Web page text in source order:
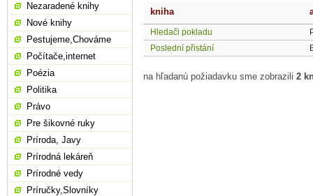
kniha
Hledači pokladu
Poslední přistání
na hľadanú požiadavku sme zobrazili 2
Nezaradené knihy
Nové knihy
Pestujeme,Chováme
Počítače,internet
Poézia
Politika
Právo
Pre šikovné ruky
Príroda, Javy
Prírodná lekáreň
Prírodné vedy
Príručky,Slovníky